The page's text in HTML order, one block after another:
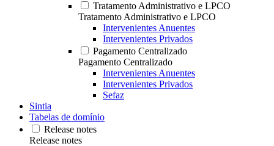
Tratamento Administrativo e LPCO
Tratamento Administrativo e LPCO
Intervenientes Anuentes
Intervenientes Privados
Pagamento Centralizado
Pagamento Centralizado
Intervenientes Anuentes
Intervenientes Privados
Sefaz
Sintia
Tabelas de domínio
Release notes
Release notes